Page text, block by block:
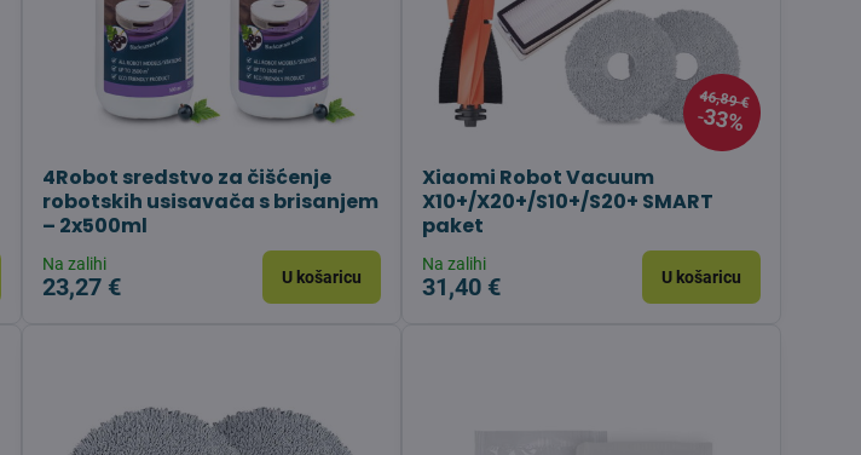
4Robot sredstvo za čišćenje
robotskih usisavača s brisanjem
– 2x500ml
Na zalihi
23,27 € U košaricu
46,89 €
33%
Xiaomi Robot Vacuum
X10+/X20+/S10+/S20+ SMART
paket
Na zalihi
31,40 € U košaricu